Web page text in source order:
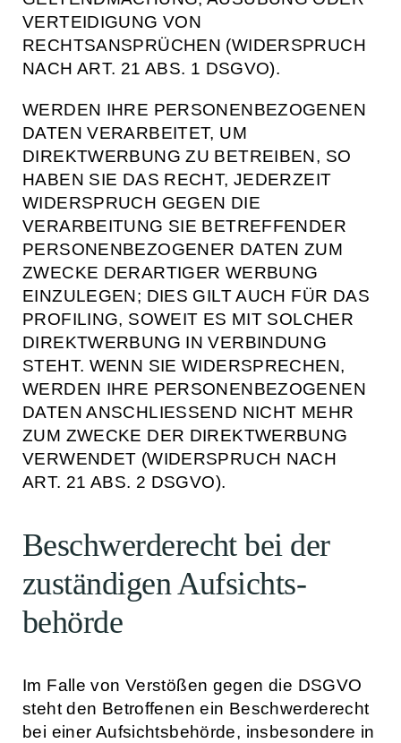
VERTEIDIGUNG VON
RECHTSANSPRÜCHEN (WIDERSPRUCH
NACH ART. 21 ABS. 1 DSGVO).
WERDEN IHRE PERSONENBEZOGENEN
DATEN VERARBEITET, UM
DIREKTWERBUNG ZU BETREIBEN, SO
HABEN SIE DAS RECHT, JEDERZEIT
WIDERSPRUCH GEGEN DIE
VERARBEITUNG SIE BETREFFENDER
PERSONENBEZOGENER DATEN ZUM
ZWECKE DERARTIGER WERBUNG
EINZULEGEN; DIES GILT AUCH FÜR DAS
PROFILING, SOWEIT ES MIT SOLCHER
DIREKTWERBUNG IN VERBINDUNG
STEHT. WENN SIE WIDERSPRECHEN,
WERDEN IHRE PERSONENBEZOGENEN
DATEN ANSCHLIESSEND NICHT MEHR
ZUM ZWECKE DER DIREKTWERBUNG
VERWENDET (WIDERSPRUCH NACH
ART. 21 ABS. 2 DSGVO).
Beschwerde­recht bei der
zuständigen Aufsichts­
behörde
Im Falle von Verstößen gegen die DSGVO
steht den Betroffenen ein Beschwerderecht
bei einer Aufsichtsbehörde, insbesondere in